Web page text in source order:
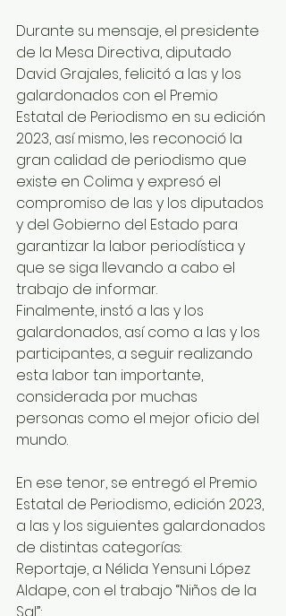
Durante su mensaje, el presidente
de la Mesa Directiva, diputado
David Grajales, felicitó a las y los
galardonados con el Premio
Estatal de Periodismo en su edición
2023, así mismo, les reconoció la
gran calidad de periodismo que
existe en Colima y expresó el
compromiso de las y los diputados
y del Gobierno del Estado para
garantizar la labor periodística y
que se siga llevando a cabo el
trabajo de informar.
Finalmente, instó a las y los
galardonados, así como a las y los
participantes, a seguir realizando
esta labor tan importante,
considerada por muchas
personas como el mejor oficio del
mundo.
En ese tenor, se entregó el Premio
Estatal de Periodismo, edición 2023,
a las y los siguientes galardonados
de distintas categorías:
Reportaje, a Nélida Yensuni López
Aldape, con el trabajo “Niños de la